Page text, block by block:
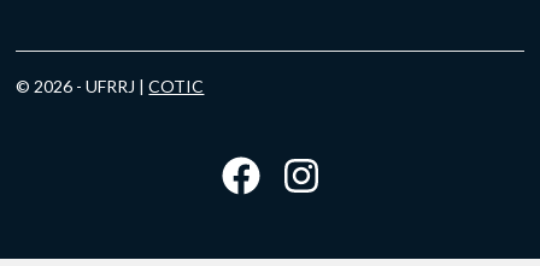
© 2026 - UFRRJ |COTIC